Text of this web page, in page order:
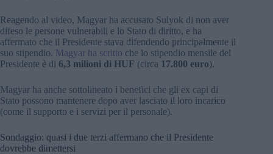
Reagendo al video, Magyar ha accusato Sulyok di non aver
difeso le persone vulnerabili e lo Stato di diritto, e ha
affermato che il Presidente stava difendendo principalmente il
suo stipendio. Magyar ha scritto che lo stipendio mensile del
Presidente è di 6,3 milioni di HUF (circa 17.800 euro).
Magyar ha anche sottolineato i benefici che gli ex capi di
Stato possono mantenere dopo aver lasciato il loro incarico
(come il supporto e i servizi per il personale).
Sondaggio: quasi i due terzi affermano che il Presidente
dovrebbe dimettersi